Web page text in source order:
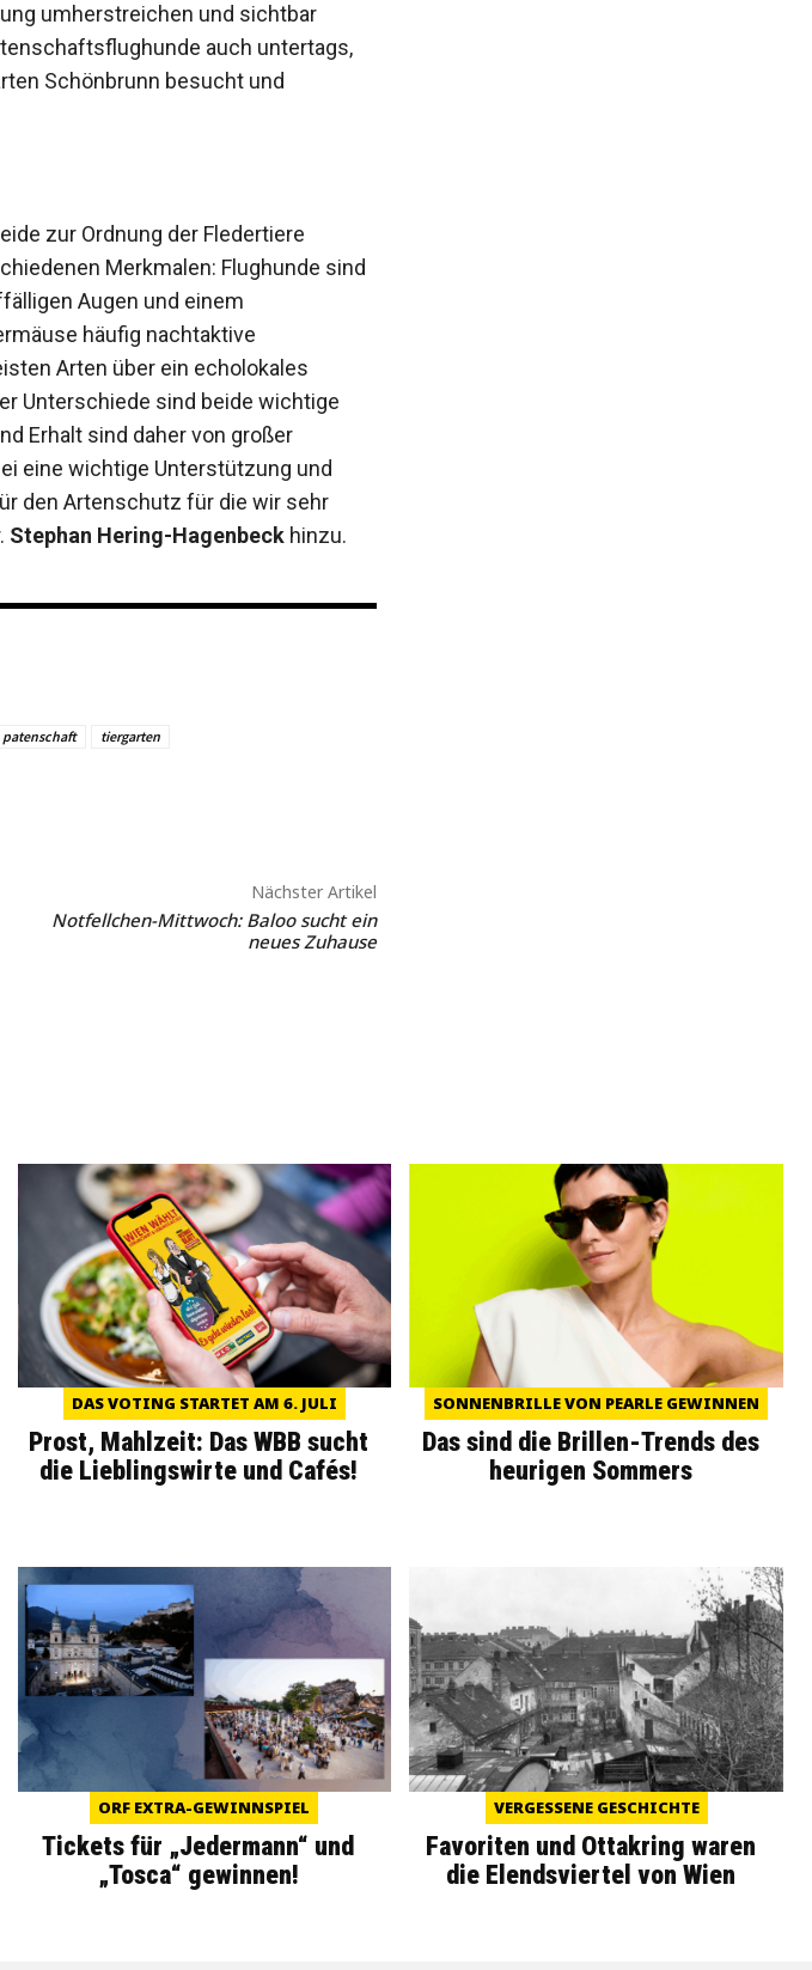
umherstreichen und sichtbar
auch untertags,
Schönbrunn besucht und
zur Ordnung der Fledertiere
Merkmalen: Flughunde sind
Augen und einem
häufig nachtaktive
Arten über ein echolokales
Unterschiede sind beide wichtige
Erhalt sind daher von großer
eine wichtige Unterstützung und
den Artenschutz für die wir sehr
Stephan Hering-Hagenbeckhinzu.
patenschaft tiergarten
Nächster Artikel
Notfellchen-Mittwoch: Baloo sucht ein
neues Zuhause
DAS VOTING STARTET AM 6. JULI
Prost, Mahlzeit: Das WBB sucht
die Lieblingswirte und Cafés!
SONNENBRILLE VON PEARLE GEWINNEN
Das sind die Brillen-Trends des
heurigen Sommers
ORF EXTRA-GEWINNSPIEL
Tickets für „Jedermann“ und
„Tosca“ gewinnen!
VERGESSENE GESCHICHTE
Favoriten und Ottakring waren
die Elendsviertel von Wien